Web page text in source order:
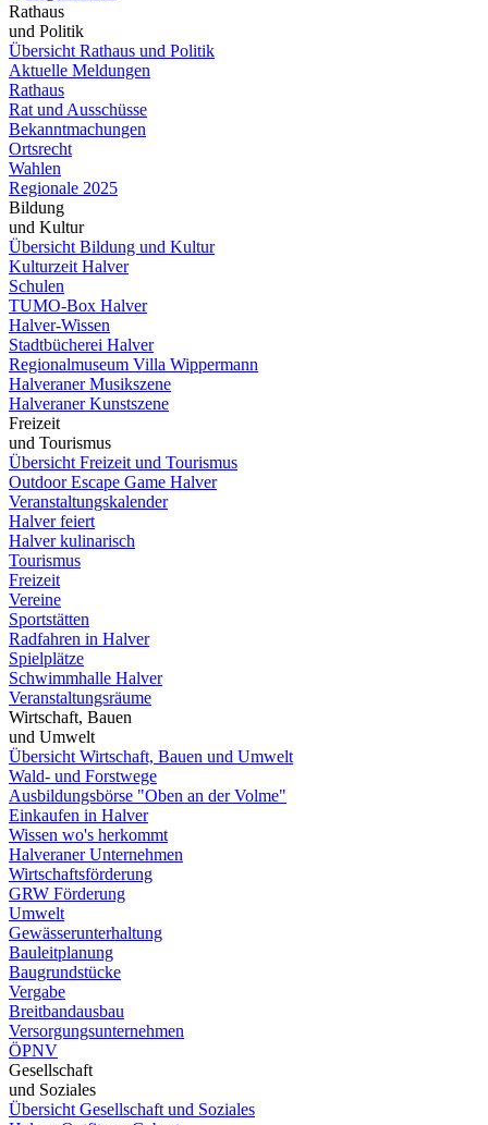
Rathaus
und Politik
Übersicht Rathaus und Politik
Aktuelle Meldungen
Rathaus
Rat und Ausschüsse
Bekanntmachungen
Ortsrecht
Wahlen
Regionale 2025
Bildung
und Kultur
Übersicht Bildung und Kultur
Kulturzeit Halver
Schulen
TUMO-Box Halver
Halver-Wissen
Stadtbücherei Halver
Regionalmuseum Villa Wippermann
Halveraner Musikszene
Halveraner Kunstszene
Freizeit
und Tourismus
Übersicht Freizeit und Tourismus
Outdoor Escape Game Halver
Veranstaltungskalender
Halver feiert
Halver kulinarisch
Tourismus
Freizeit
Vereine
Sportstätten
Radfahren in Halver
Spielplätze
Schwimmhalle Halver
Veranstaltungsräume
Wirtschaft, Bauen
und Umwelt
Übersicht Wirtschaft, Bauen und Umwelt
Wald- und Forstwege
Ausbildungsbörse "Oben an der Volme"
Einkaufen in Halver
Wissen wo's herkommt
Halveraner Unternehmen
Wirtschaftsförderung
GRW Förderung
Umwelt
Gewässerunterhaltung
Bauleitplanung
Baugrundstücke
Vergabe
Breitbandausbau
Versorgungsunternehmen
ÖPNV
Gesellschaft
und Soziales
Übersicht Gesellschaft und Soziales